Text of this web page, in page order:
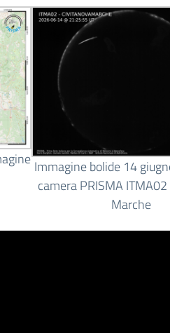
Immagine bolide 14
camera PRISMA
Marche